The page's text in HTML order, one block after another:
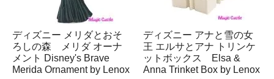
ディズニー メリダとおそ
ろしの森 メリダ オーナ
メント Disney's Brave
Merida Ornament by Lenox
ディズニー アナと雪の女
王 エルサとアナ トリンケ
ットボックス Elsa &
Anna Trinket Box by Lenox